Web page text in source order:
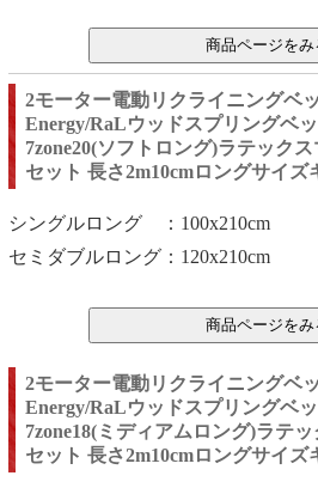
2モーター電動リクライニングベ
Energy/RaLウッドスプリングベ
7zone20(ソフトロング)ラテック
セット 長さ2m10cmロングサイズ
シングルロング ：100x210cm
セミダブルロング：120x210cm
2モーター電動リクライニングベ
Energy/RaLウッドスプリングベ
7zone18(ミディアムロング)ラテ
セット 長さ2m10cmロングサイズ